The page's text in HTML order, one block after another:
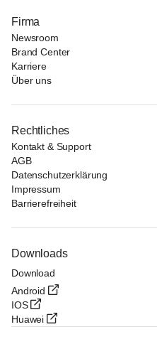
Firma
Newsroom
Brand Center
Karriere
Über uns
Rechtliches
Kontakt & Support
AGB
Datenschutzerklärung
Impressum
Barrierefreiheit
Downloads
Download
Android
IOS
Huawei